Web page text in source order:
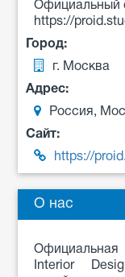
Официальный
https://
Город:
г. Москва
Адрес:
Россия,
Сайт:
https://
О нас
Официальная
Interior